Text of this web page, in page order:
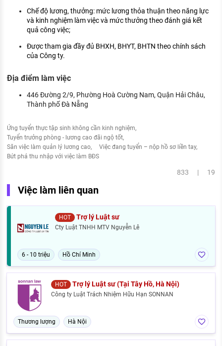
Chế độ lương, thưởng: mức lương thỏa thuận theo năng lực
và kinh nghiệm làm việc và mức thưởng theo đánh giá kết
quả công việc;
Được tham gia đầy đủ BHXH, BHYT, BHTN theo chính sách
của Công ty.
Địa điểm làm việc
446 Đường 2/9, Phường Hoà Cường Nam, Quận Hải Châu,
Thành phố Đà Nẵng
Ứng tuyển thực tập sinh không cần kinh nghiệm
Tuyển trưởng phòng - lương cao đãi ngộ tốt
Săn việc làm quản lý lương cao
Việc đang tuyển – nộp hồ sơ liền tay
Bứt phá thu nhập với việc làm BĐS
833 | 19
Việc làm liên quan
HOT Trợ lý Luật sư
Cty Luật TNHH MTV Nguyễn Lê
6 - 10 triệu Hồ Chí Minh
HOT Trợ lý Luật sư (Tại Tây Hồ, Hà Nội)
Công ty Luật Trách Nhiệm Hữu Hạn SONNAN
Thương lượng Hà Nội